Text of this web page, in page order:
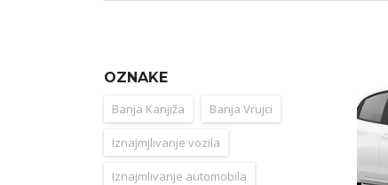
OZNAKE
Banja Kanjiža Banja Vrujci
Iznajmjlivanje vozila
Iznajmlivanje automobila